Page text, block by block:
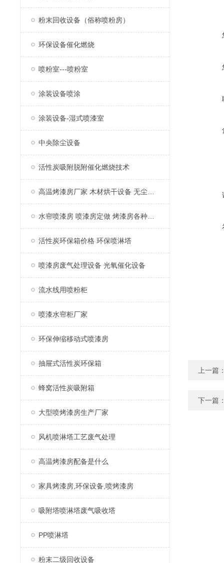
粉末回收设备（俗称喷粉房）
环保设备催化燃烧
喷粉室---喷粉室
涂装设备喷涂
涂装设备-湿式喷漆室
中央除尘设备
活性炭吸附脱附催化燃烧技术
活性炭环保箱价格 环保喷淋塔
喷漆房废气处理设备 光氧催化设备
流水线用喷粉柜
喷漆水帘柜厂家
环保伸缩移动式喷漆房
抽屉式活性炭环保箱
蜂窝活性炭吸附箱
大型喷烤漆房生产厂家
风机喷淋塔工艺废气处理
高温烤漆房配备是什么
家具烤漆房,环保设备,喷烤漆房
吸附塔喷淋塔废气吸收塔
PP喷淋塔
粉末二级回收设备
上一篇
下一篇